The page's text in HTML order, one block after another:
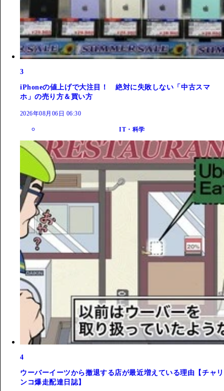
3
iPhoneの値上げで大注目！ 絶対に失敗しない「中古スマ
ホ」の売り方＆買い方
2026年08月06日 06:30
IT・科学
4
ウーバーイーツから撤退する店が最近増えている理由【チャリ
ンコ爆走配達日誌】